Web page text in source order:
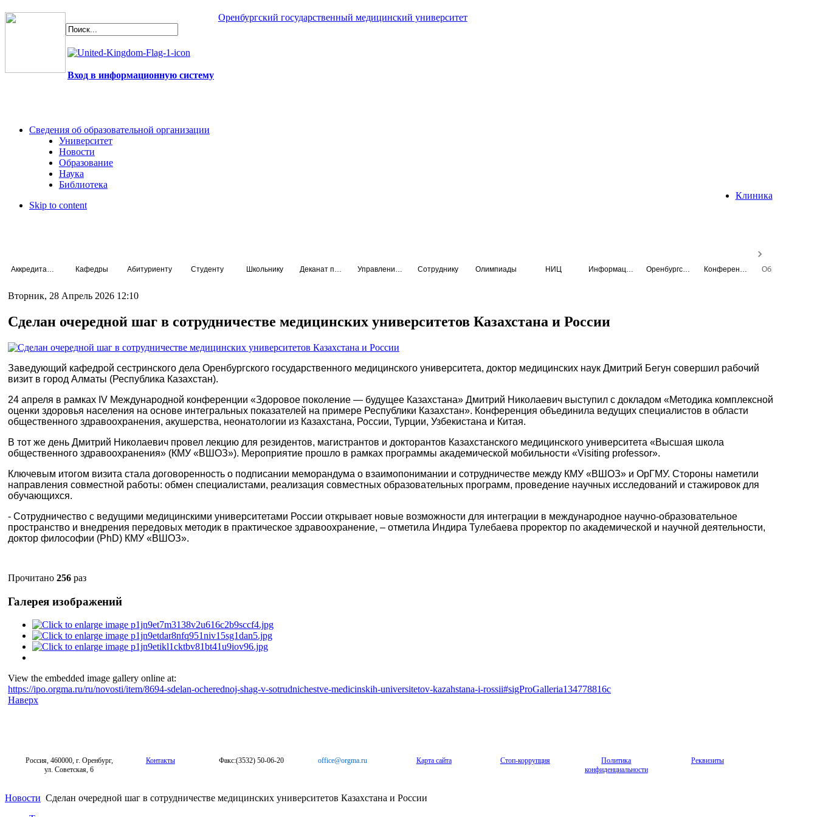
Оренбургский государственный медицинский университет
Вход в информационную систему
Сведения об образовательной организации
Университет
Новости
Образование
Наука
Библиотека
Клиника
Skip to content
Кафедры Абитуриенту Студенту Школьнику Сотруднику Олимпиады НИЦ
Вторник, 28 Апрель 2026 12:10
Сделан очередной шаг в сотрудничестве медицинских университетов Казахстана и России
Заведующий кафедрой сестринского дела Оренбургского государственного медицинского университета, доктор медицинских наук Дмитрий Бегун совершил рабочий
визит в город Алматы (Республика Казахстан).
24 апреля в рамках IV Международной конференции «Здоровое поколение — будущее Казахстана» Дмитрий Николаевич выступил с докладом «Методика комплексной
оценки здоровья населения на основе интегральных показателей на примере Республики Казахстан». Конференция объединила ведущих специалистов в области
общественного здравоохранения, акушерства, неонатологии из Казахстана, России, Турции, Узбекистана и Китая.
В тот же день Дмитрий Николаевич провел лекцию для резидентов, магистрантов и докторантов Казахстанского медицинского университета «Высшая школа
общественного здравоохранения» (КМУ «ВШОЗ»). Мероприятие прошло в рамках программы академической мобильности «Visiting professor».
Ключевым итогом визита стала договоренность о подписании меморандума о взаимопонимании и сотрудничестве между КМУ «ВШОЗ» и ОрГМУ. Стороны наметили
направления совместной работы: обмен специалистами, реализация совместных образовательных программ, проведение научных исследований и стажировок для
обучающихся.
- Сотрудничество с ведущими медицинскими университетами России открывает новые возможности для интеграции в международное научно-образовательное
пространство и внедрения передовых методик в практическое здравоохранение, – отметила Индира Тулебаева проректор по академической и научной деятельности,
доктор философии (PhD) КМУ «ВШОЗ».
Прочитано 256 раз
Галерея изображений
View the embedded image gallery online at:
https://ipo.orgma.ru/ru/novosti/item/8694-sdelan-ocherednoj-shag-v-sotrudnichestve-medicinskih-universitetov-kazahstana-i-rossii#sigProGalleria134778816c
Наверх
Россия, 460000, г. Оренбург,
ул. Советская, 6
Контакты Факс:(3532) 50-06-20 office@orgma.ru Карта сайта Стоп-коррупция
Политика
конфиденциальности
Реквизиты
Новости Сделан очередной шаг в сотрудничестве медицинских университетов Казахстана и России